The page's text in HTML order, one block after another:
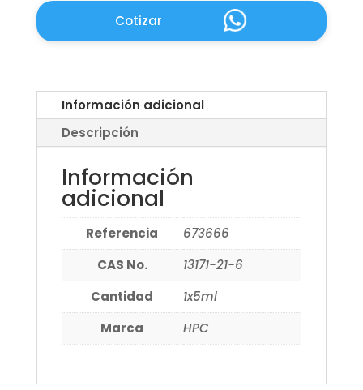
Cotizar
Información adicional
Descripción
Información
adicional
Referencia
673666
CAS No.
13171-21-6
Cantidad
1x5ml
Marca
HPC